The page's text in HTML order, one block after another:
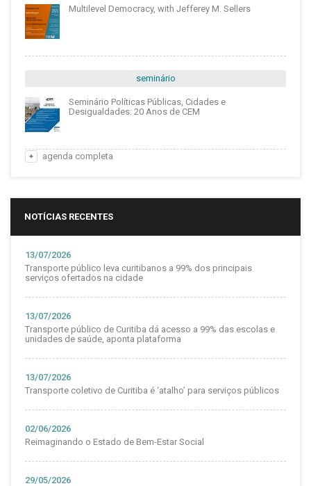
Multilevel Democracy, with Jefferey M. Sellers
seminário
Seminário Políticas Públicas, Cidades e
Desigualdades: 20 Anos de CEM
agenda completa
NOTÍCIAS RECENTES
13/07/2026
Transporte público leva curitibanos a 99% dos principais
serviços ofertados na cidade
13/07/2026
Transporte público de Curitiba dá acesso a 99% das escolas e
unidades de saúde, aponta plataforma
13/07/2026
Transporte coletivo de Curitiba é ‘atalho’ para serviços públicos
02/06/2026
Reimaginando o Estado de Bem-Estar Social
29/05/2026